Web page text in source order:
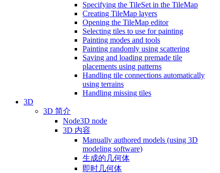
Specifying the TileSet in the TileMap
Creating TileMap layers
Opening the TileMap editor
Selecting tiles to use for painting
Painting modes and tools
Painting randomly using scattering
Saving and loading premade tile
placements using patterns
Handling tile connections automatically
using terrains
Handling missing tiles
3D
3D 简介
Node3D node
3D 内容
Manually authored models (using 3D
modeling software)
生成的几何体
即时几何体